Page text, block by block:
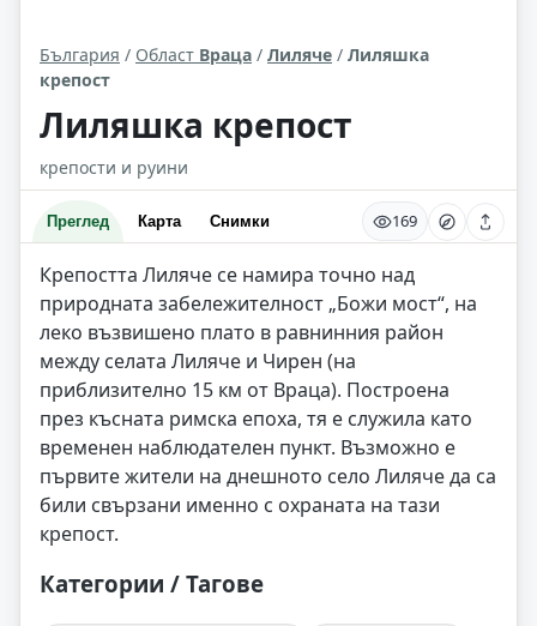
България / Област Враца / Лиляче / Лиляшка
крепост
Лиляшка крепост
крепости и руини
Преглед Карта Снимки 169
Крепостта Лиляче се намира точно над
природната забележителност „Божи мост“, на
леко възвишено плато в равнинния район
между селата Лиляче и Чирен (на
приблизително 15 км от Враца). Построена
през късната римска епоха, тя е служила като
временен наблюдателен пункт. Възможно е
първите жители на днешното село Лиляче да са
били свързани именно с охраната на тази
крепост.
Категории / Тагове